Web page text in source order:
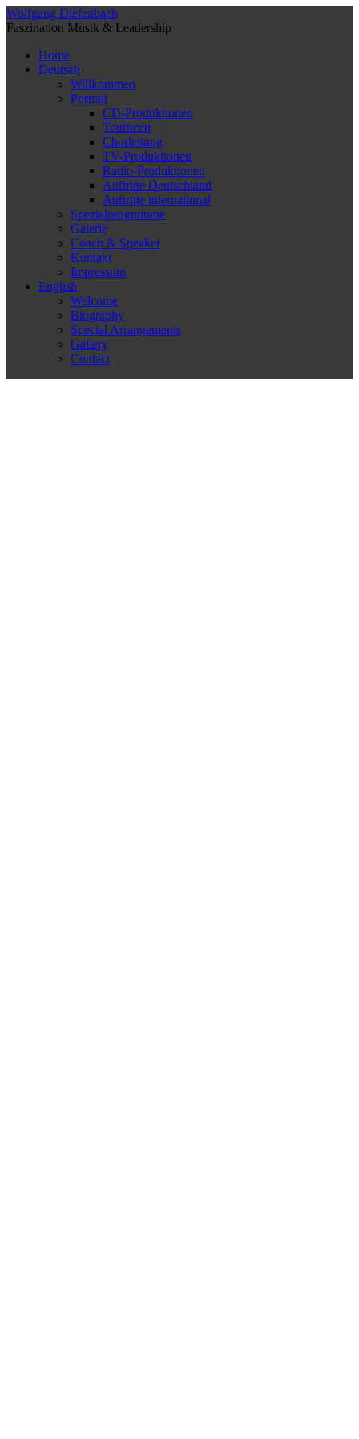
Wolfgang Diefenbach
Faszination Musik & Leadership
Home
Deutsch
Willkommen
Portrait
CD-Produktionen
Tourneen
Chorleitung
TV-Produktionen
Radio-Produktionen
Auftritte Deutschland
Auftritte international
Spezialprogramme
Galerie
Coach & Speaker
Kontakt
Impressum
English
Welcome
Biography
Special Arrangements
Gallery
Contact